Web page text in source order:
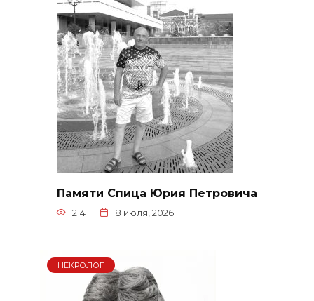
Памяти Спица Юрия Петровича
214 8 июля, 2026
НЕКРОЛОГ